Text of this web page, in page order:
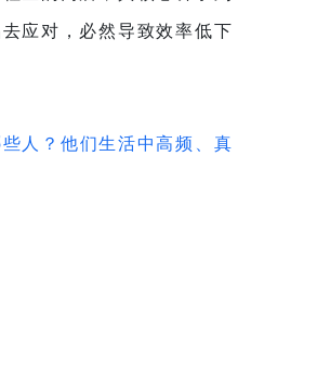
应对，必然导致效率低下
人？他们生活中高频、真